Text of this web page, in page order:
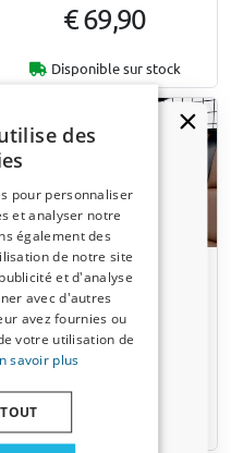
€ 69,90
Disponible sur stock
Harnais pour chien voiture
Allsafe L
Disponible sur stock
des
pour personnaliser
et analyser notre
également des
de notre site
et d'analyse
avec d'autres
avez fournies ou
votre utilisation de
savoir plus
de 5 % ?
à notre
Votre code promo est